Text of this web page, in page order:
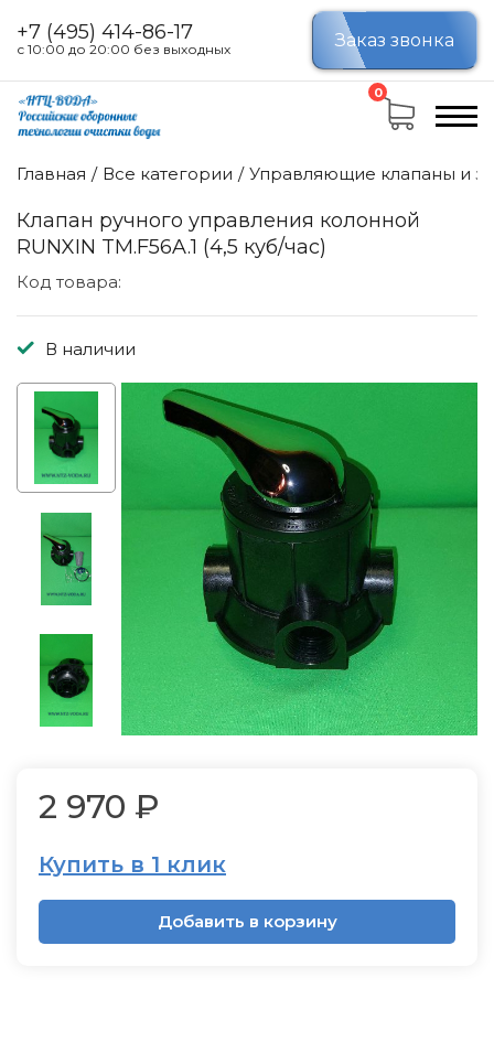
+7 (495) 414-86-17
с 10:00 до 20:00 без выходных Заказ звонка
0
Главная Все категории Управляющие клапаны и
Клапан ручного управления колонной
RUNXIN TM.F56A.1 (4,5 куб/час)
Код товара:
В наличии
2 970 ₽
Купить в 1 клик
Добавить в корзину